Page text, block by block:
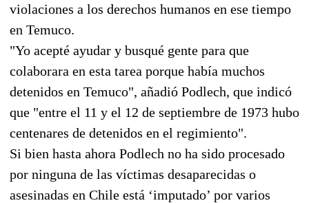
violaciones a los derechos humanos en ese tiempo
en Temuco.
"Yo acepté ayudar y busqué gente para que
colaborara en esta tarea porque había muchos
detenidos en Temuco", añadió Podlech, que indicó
que "entre el 11 y el 12 de septiembre de 1973 hubo
centenares de detenidos en el regimiento".
Si bien hasta ahora Podlech no ha sido procesado
por ninguna de las víctimas desaparecidas o
asesinadas en Chile está ‘imputado’ por varios